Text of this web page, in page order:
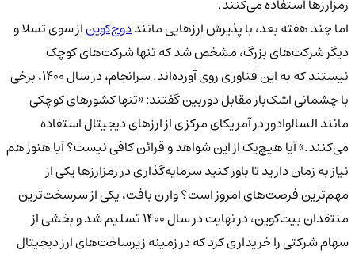
اما چند هفته بعد، با پذیرش ارزهایی ماننددوج‌کویناز سوی تسلا و
دیگر شرکت‌های بزرگ، مشخص شد که تنها شرکت‌های کوچک
نیستند که به این فناوری روی آورده‌اند. سرانجام، در سال ۱۴۰۰، برخی
با چشمانی اشک‌بار مقابل دوربین گفتند: «تنها کشورهای کوچکی
مانند السالوادور در آمریکای مرکزی از ارزهای دیجیتال استفاده
می‌کنند.» آیا هیچ‌یک از این شواهد و قرائن کافی نیست؟ آیا هنوز هم
نیاز به زمان دارید تا باور کنید سرمایه‌گذاری در رمزارزها یکی از
مهم‌ترین فرصت‌های امروز است؟ وارن بافت، یکی از سرسخت‌ترین
منتقدان بیت‌کوین، در نهایت در سال ۱۴۰۰ تسلیم شد و بخشی از
سهام شرکتی را خریداری کرد که در زمینه زیرساخت‌های ارز دیجیتال